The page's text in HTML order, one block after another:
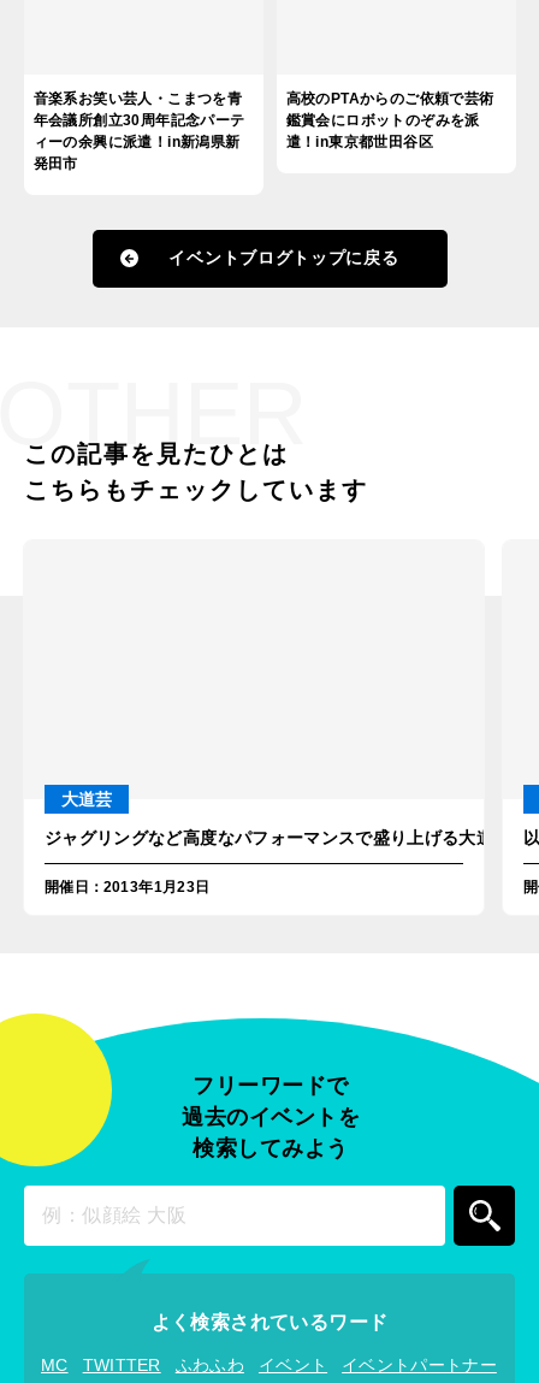
音楽系お笑い芸人・こまつを青
年会議所創立30周年記念パーテ
ィーの余興に派遣！in新潟県新
発田市
高校のPTAからのご依頼で芸術
鑑賞会にロボットのぞみを派
遣！in東京都世田谷区
イベントブログトップに戻る
この記事を見たひとは
こちらもチェックしています
大道芸
ジャグリングなど高度なパフォーマンスで盛り上げる大道芸
開催日 ：2013年1月23日
フリーワードで
過去のイベントを
検索してみよう
よく検索されているワード
MC TWITTER ふわふわ イベント
イベントパートナー